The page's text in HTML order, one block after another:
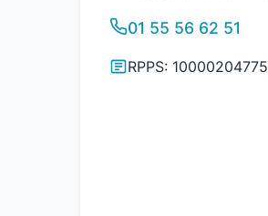
01 55 56 62 51
RPPS: 10000204775